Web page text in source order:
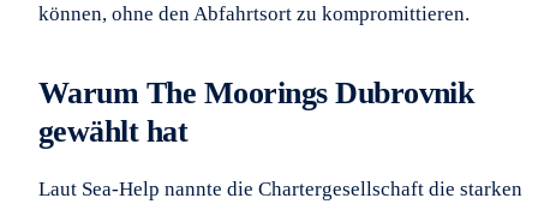
können, ohne den Abfahrtsort zu kompromittieren.
Warum The Moorings Dubrovnik
gewählt hat
Laut Sea-Help nannte die Chartergesellschaft die starken